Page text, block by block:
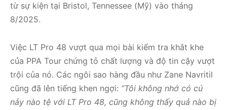
từ sự kiện tại Bristol, Tennessee (Mỹ) vào tháng
8/2025.
Việc LT Pro 48 vượt qua mọi bài kiểm tra khắt khe
của PPA Tour chứng tỏ chất lượng và độ tin cậy vượt
trội của nó. Các ngôi sao hàng đầu như Zane Navritil
cũng đã lên tiếng khen ngợi: “Tôi không nhớ có cú
nảy nào tệ với LT Pro 48, cũng không thấy quả nào bị